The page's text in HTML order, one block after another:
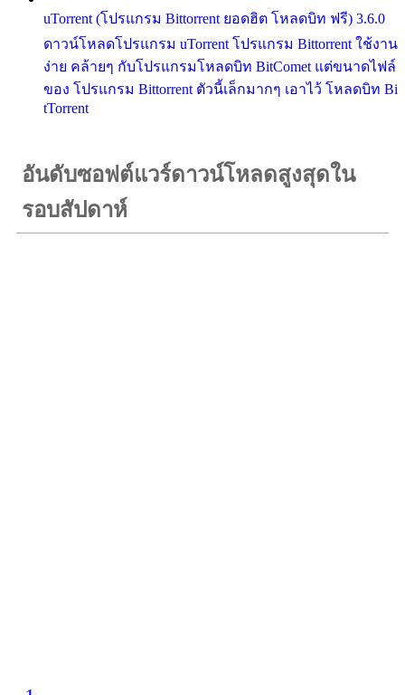
uTorrent (โปรแกรม Bittorrent ยอดฮิต โหลดบิท ฟรี) 3.6.0
ดาวน์โหลดโปรแกรม uTorrent โปรแกรม Bittorrent ใช้งาน
ง่าย คล้ายๆ กับโปรแกรมโหลดบิท BitComet แต่ขนาดไฟล์
ของ โปรแกรม Bittorrent ตัวนี้เล็กมากๆ เอาไว้ โหลดบิท Bi
tTorrent
อันดับซอฟต์แวร์ดาวน์โหลดสูงสุดใน
รอบสัปดาห์